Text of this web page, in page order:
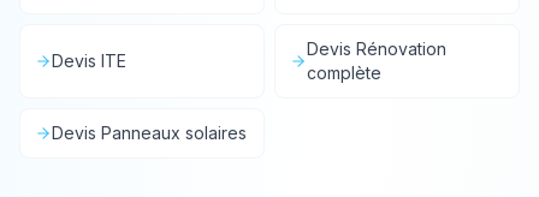
Devis ITE
Devis Rénovation
complète
Devis Panneaux solaires